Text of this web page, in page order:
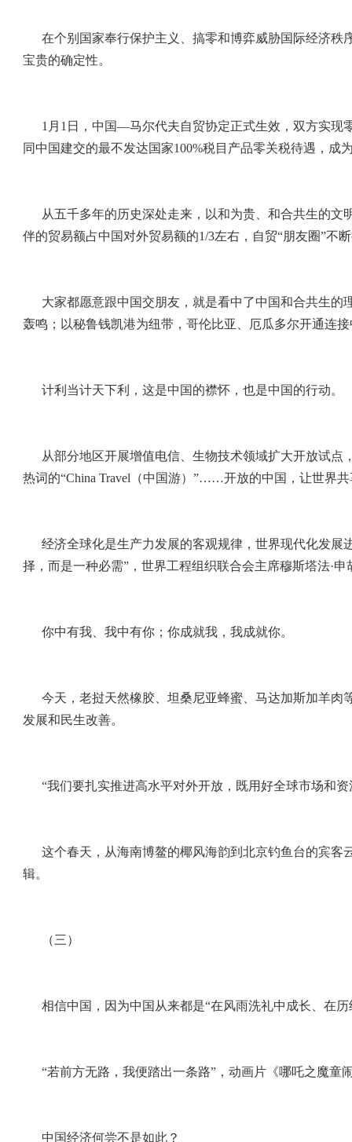
在个别国家奉行保护主义、搞零和博弈威胁国际经济
宝贵的确定性。
1月1日，中国—马尔代夫自贸协定正式生效，双方实现
同中国建交的最不发达国家100%税目产品零关税待遇，
从五千多年的历史深处走来，以和为贵、和合共生的
伴的贸易额占中国对外贸易额的1/3左右，自贸“朋友圈”不
大家都愿意跟中国交朋友，就是看中了中国和合共生
轰鸣；以秘鲁钱凯港为纽带，哥伦比亚、厄瓜多尔开通连
计利当计天下利，这是中国的襟怀，也是中国的行动。
从部分地区开展增值电信、生物技术领域扩大开放试
热词的“China Travel（中国游）”……开放的中国，让世界
经济全球化是生产力发展的客观规律，世界现代化发
择，而是一种必需”，世界工程组织联合会主席穆斯塔法·申
你中有我、我中有你；你成就我，我成就你。
今天，老挝天然橡胶、坦桑尼亚蜂蜜、马达加斯加羊
发展和民生改善。
“我们要扎实推进高水平对外开放，既用好全球市场和
这个春天，从海南博鳌的椰风海韵到北京钓鱼台的宾客
辑。
（三）
相信中国，因为中国从来都是“在风雨洗礼中成长、在
“若前方无路，我便踏出一条路”，动画片《哪吒之魔童
中国经济何尝不是如此？